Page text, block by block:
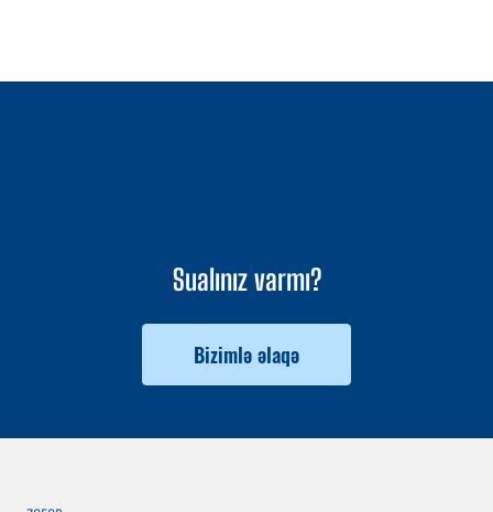
Sualınız varmı?
Bizimlə əlaqə